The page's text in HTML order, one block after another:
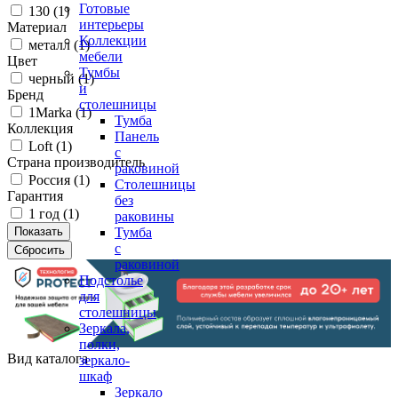
Готовые
интерьеры
Коллекции
мебели
Тумбы
и
столешницы
Тумба
Панель
с
раковиной
Столешницы
без
раковины
Тумба
с
раковиной
Подстолье
для
столешницы
Зеркала,
полки,
зеркало-
шкаф
Зеркало
130 (1)
Материал
металл (1)
Цвет
черный (1)
Бренд
1Marka (1)
Коллекция
Loft (1)
Страна производитель
Россия (1)
Гарантия
1 год (1)
Вид каталога